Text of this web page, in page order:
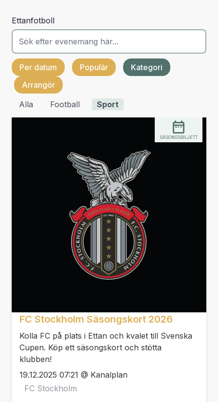
Ettanfotboll
Per datum Populär
Kategori
Arrangör
Alla
Football Sport
FC Stockholm Säsongskort 2026
Kolla FC på plats i Ettan och kvalet till Svenska
Cupen. Köp ett säsongskort och stötta
klubben!
19.12.2025 07:21 @ Kanalplan
FC Stockholm
SÄSONGSBILJETT